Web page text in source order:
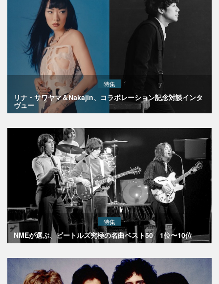
特集
リナ・サワヤマ＆Nakajin、コラボレーション記念対談インタ
ヴュー
特集
NMEが選ぶ、ビートルズ究極の名曲ベスト50 1位〜10位